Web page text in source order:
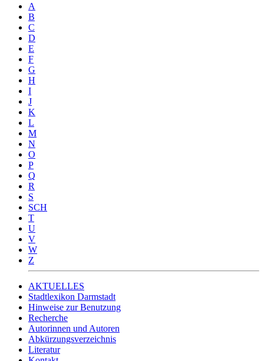
A
B
C
D
E
F
G
H
I
J
K
L
M
N
O
P
Q
R
S
SCH
T
U
V
W
Z
AKTUELLES
Stadtlexikon Darmstadt
Hinweise zur Benutzung
Recherche
Autorinnen und Autoren
Abkürzungsverzeichnis
Literatur